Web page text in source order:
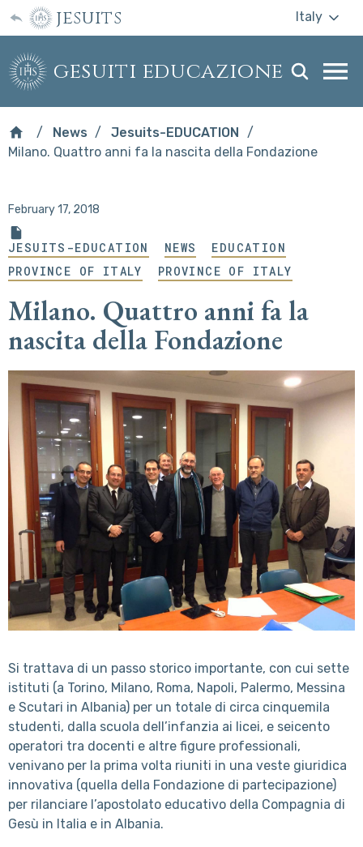
jesuits Italy
gesuiti educazione
News
Jesuits-EDUCATION
Milano. Quattro anni fa la nascita della Fondazione
February 17, 2018
JESUITS-EDUCATION NEWS
EDUCATION
PROVINCE OF ITALY
PROVINCE OF ITALY
Milano. Quattro anni fa la
nascita della Fondazione
Si trattava di un passo storico importante, con cui sette
istituti (a Torino, Milano, Roma, Napoli, Palermo, Messina
e Scutari in Albania) per un totale di circa cinquemila
studenti, dalla scuola dell’infanzia ai licei, e seicento
operatori tra docenti e altre figure professionali,
venivano per la prima volta riuniti in una veste giuridica
innovativa (quella della Fondazione di partecipazione)
per rilanciare l’apostolato educativo della Compagnia di
Gesù in Italia e in Albania.